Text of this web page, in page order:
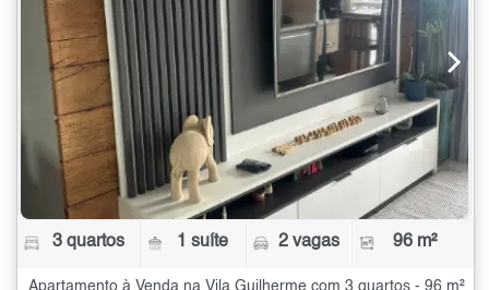
3 quartos 1 suíte 2 vagas 96 m²
Apartamento à Venda na Vila Guilherme com 3 quartos - 96 m²